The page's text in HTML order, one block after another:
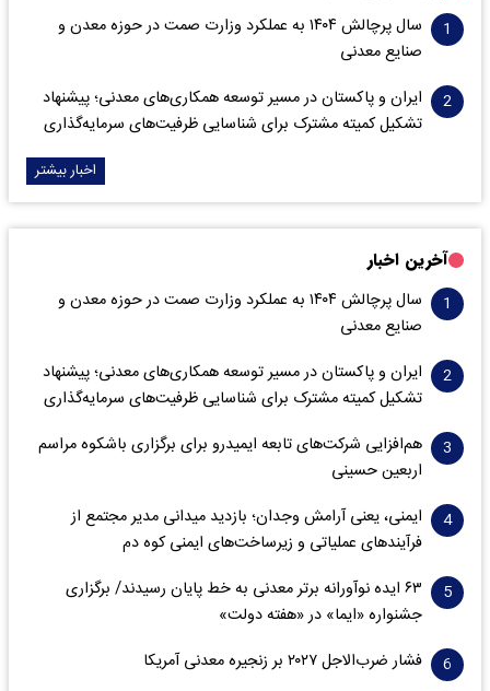
سال پرچالش ۱۴۰۴ به عملکرد وزارت صمت در حوزه معدن و
صنایع معدنی
ایران و پاکستان در مسیر توسعه همکاری‌های معدنی؛ پیشنهاد
تشکیل کمیته مشترک برای شناسایی ظرفیت‌های سرمایه‌گذاری
اخبار بیشتر
آخرین اخبار
سال پرچالش ۱۴۰۴ به عملکرد وزارت صمت در حوزه معدن و
صنایع معدنی
ایران و پاکستان در مسیر توسعه همکاری‌های معدنی؛ پیشنهاد
تشکیل کمیته مشترک برای شناسایی ظرفیت‌های سرمایه‌گذاری
هم‌افزایی شرکت‌های تابعه ایمیدرو برای برگزاری باشکوه مراسم
اربعین حسینی
ایمنی، یعنی آرامش وجدان؛ بازدید میدانی مدیر مجتمع از
فرآیندهای عملیاتی و زیرساخت‌های ایمنی کوه دم
۶۳ ایده نوآورانه برتر معدنی به خط پایان رسیدند/ برگزاری
جشنواره «ایما» در «هفته دولت»
فشار ضرب‌الاجل ۲۰۲۷ بر زنجیره معدنی آمریکا